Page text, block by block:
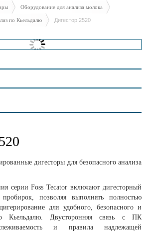
Оборудование для анализа молока
по Кьельдалю Дигестор 2520
дигесторы для безопасного анализа
серии Foss Tecator включают дигесторный
позволяя выполнять полностью
для удобного, безопасного и
Кьельдалю. Двусторонняя связь с ПК
и правила надлежащей